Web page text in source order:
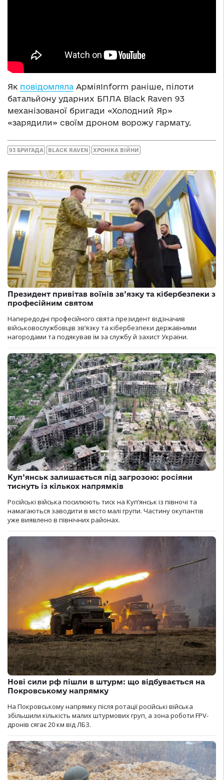
Як повідомляла АрміяInform раніше, пілоти
батальйону ударних БПЛА Black Raven 93
механізованої бригади «Холодний Яр»
«зарядили» своїм дроном ворожу гармату.
93 БРИГАДА BLACK RAVEN ХРОНІКА ВІЙНИ
Президент привітав воїнів зв’язку та кібербезпеки з
професійним святом
Напередодні професійного свята президент відзначив
військовослужбовців зв’язку та кібербезпеки державними
нагородами та подякував їм за службу й захист України.
Куп’янськ залишається під загрозою: росіяни
тиснуть із кількох напрямків
Російські війська посилюють тиск на Куп’янськ із півночі та
намагаються заводити в місто малі групи. Частину окупантів
уже виявлено в північних районах.
Нові сили рф пішли в штурм: що відбувається на
Покровському напрямку
На Покровському напрямку після ротації російські війська
збільшили кількість малих штурмових груп, а зона роботи FPV-
дронів сягає 20 км від ЛБЗ.